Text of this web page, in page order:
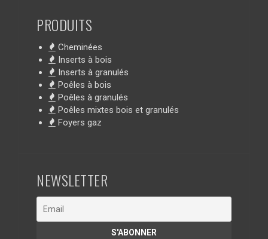
PRODUITS
Cheminées
Inserts à bois
Inserts à granulés
Poêles à bois
Poêles à granulés
Poêles mixtes bois et granulés
Foyers gaz
NEWSLETTER